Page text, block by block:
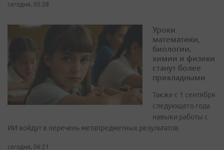
сегодня, 05:28
Уроки
математики,
биологии,
химии и физики
станут более
прикладными
Также с 1 сентября
следующего года
навыки работы с
ИИ войдут в перечень метапредметных результатов
сегодня, 06:21